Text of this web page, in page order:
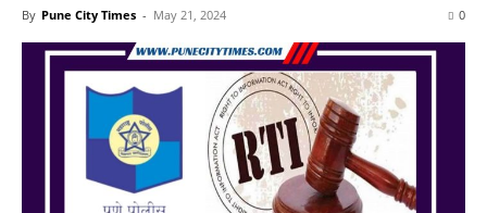
By Pune City Times - May 21, 2024 0